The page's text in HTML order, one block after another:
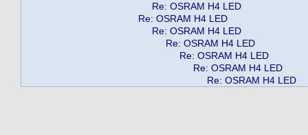
Re: OSRAM H4 LED
Re: OSRAM H4 LED
Re: OSRAM H4 LED
Re: OSRAM H4 LED
Re: OSRAM H4 LED
Re: OSRAM H4 LED
Re: OSRAM H4 LED